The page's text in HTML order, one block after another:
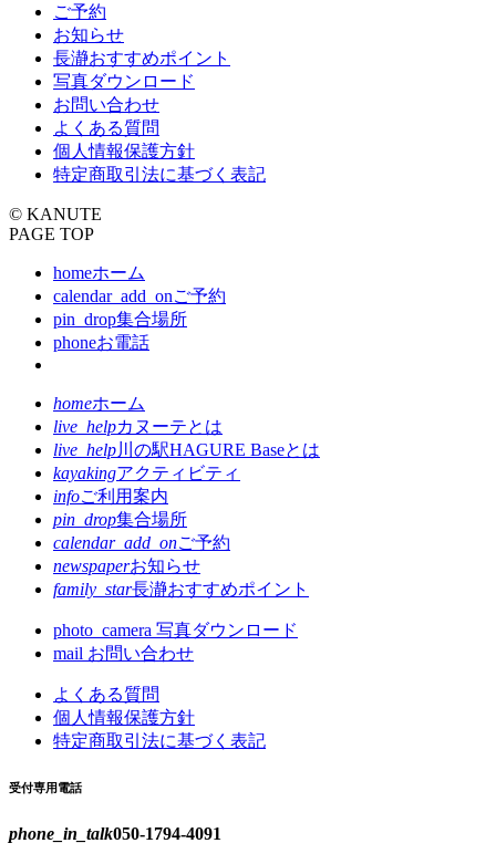
ご予約
お知らせ
長瀞おすすめポイント
写真ダウンロード
お問い合わせ
よくある質問
個人情報保護方針
特定商取引法に基づく表記
© KANUTE
PAGE TOP
homeホーム
calendar_add_onご予約
pin_drop集合場所
phoneお電話
homeホーム
live_helpカヌーテとは
live_help川の駅HAGURE Baseとは
kayakingアクティビティ
infoご利用案内
pin_drop集合場所
calendar_add_onご予約
newspaperお知らせ
family_star長瀞おすすめポイント
photo_camera 写真ダウンロード
mail お問い合わせ
よくある質問
個人情報保護方針
特定商取引法に基づく表記
受付専用電話
phone_in_talk050-1794-4091